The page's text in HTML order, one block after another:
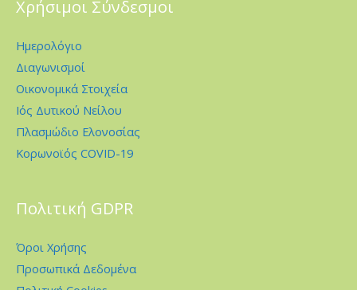
Χρήσιμοι Σύνδεσμοι
Ημερολόγιο
Διαγωνισμοί
Οικονομικά Στοιχεία
Ιός Δυτικού Νείλου
Πλασμώδιο Ελονοσίας
Κορωνοϊός COVID-19
Πολιτική GDPR
Όροι Χρήσης
Προσωπικά Δεδομένα